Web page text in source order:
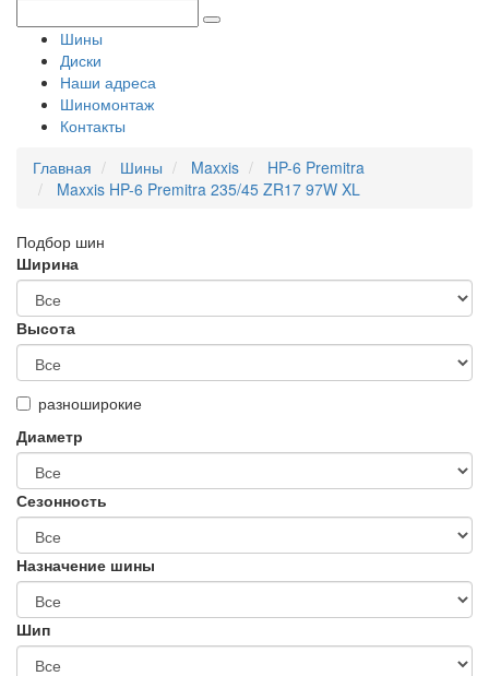
Шины
Диски
Наши адреса
Шиномонтаж
Контакты
Главная
Шины Maxxis
HP-6 Premitra
Maxxis HP-6 Premitra 235/45 ZR17 97W XL
Подбор шин
Ширина
Высота
разноширокие
Диаметр
Сезонность
Назначение шины
Шип